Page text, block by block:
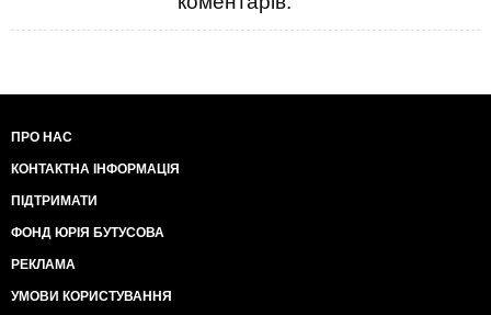
ПРО НАС
КОНТАКТНА ІНФОРМАЦІЯ
ПІДТРИМАТИ
ФОНД ЮРІЯ БУТУСОВА
РЕКЛАМА
УМОВИ КОРИСТУВАННЯ